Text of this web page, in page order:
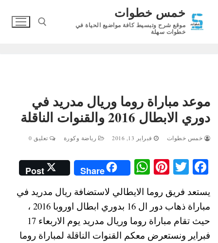
المحتوى
خمس خطوات
موقع شرح وتبسيط كافة مواضيع الحياة في
خطوات سهلة
موعد مباراة روما وريال مدريد في
دوري الابطال 2016 والقنوات الناقلة
خمس خطوات فبراير 13, 2016 رياضة وكورة تعليق 0
Fa
bo
ok
T
tte
r
Pi
nt
er
es
t
W
ha
ts
A
pp
Share
Post
يستعد فريق روما الايطالي لاستضافة ريال مدريد في
مباراة ذهاب دور ال 16 بدوري ابطال اوروبا 2016 ،
حيث تقام مباراة روما وريال مدريد يوم الاربعاء 17
فبراير ونستعرض معكم القنوات الناقلة لمباراة روما